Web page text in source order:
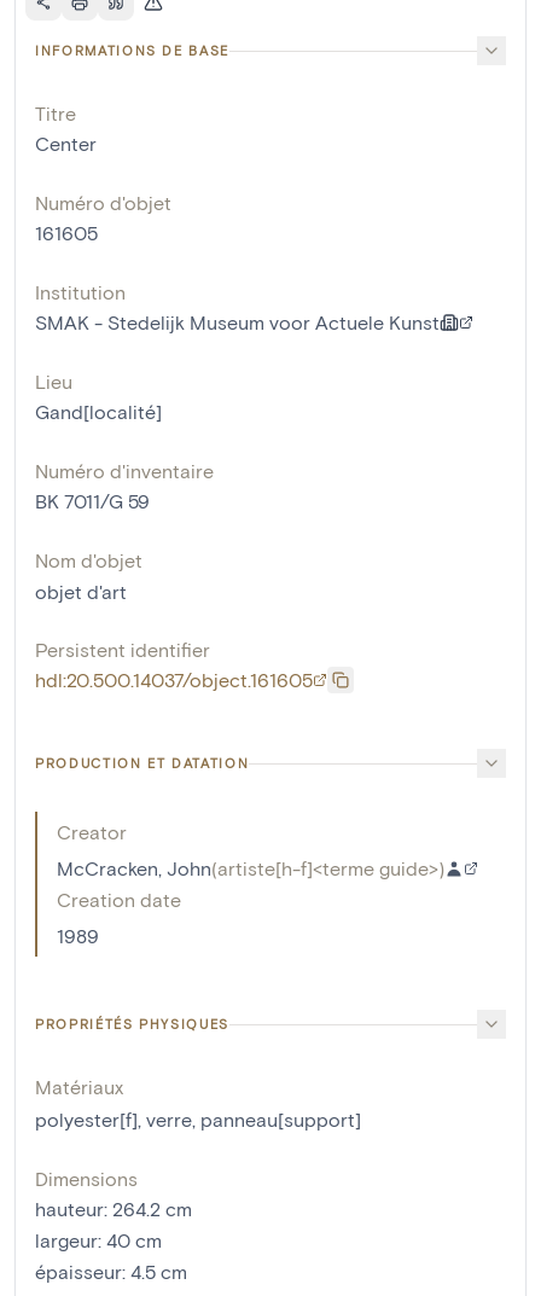
INFORMATIONS DE BASE
Titre
Center
Numéro d'objet
161605
Institution
SMAK - Stedelijk Museum voor Actuele Kunst
Lieu
Gand[localité]
Numéro d'inventaire
BK 7011/G 59
Nom d'objet
objet d'art
Persistent identifier
hdl:20.500.14037/object.161605
PRODUCTION ET DATATION
Creator
McCracken, John(artiste[h-f]<terme guide>)
Creation date
1989
PROPRIÉTÉS PHYSIQUES
Matériaux
polyester[f], verre, panneau[support]
Dimensions
hauteur: 264.2 cm
largeur: 40 cm
épaisseur: 4.5 cm